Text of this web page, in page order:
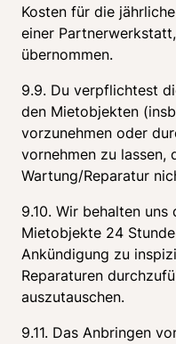
Kosten für die
einer
übernommen.
9.9. Du verpflichtest
den Mietobjekten
vorzunehmen oder
vornehmen zu
Wartung/Reparatur
9.10. Wir behalten uns
Mietobjekte 24
Ankündigung zu
Reparaturen
auszutauschen.
9.11. Das Anbringen